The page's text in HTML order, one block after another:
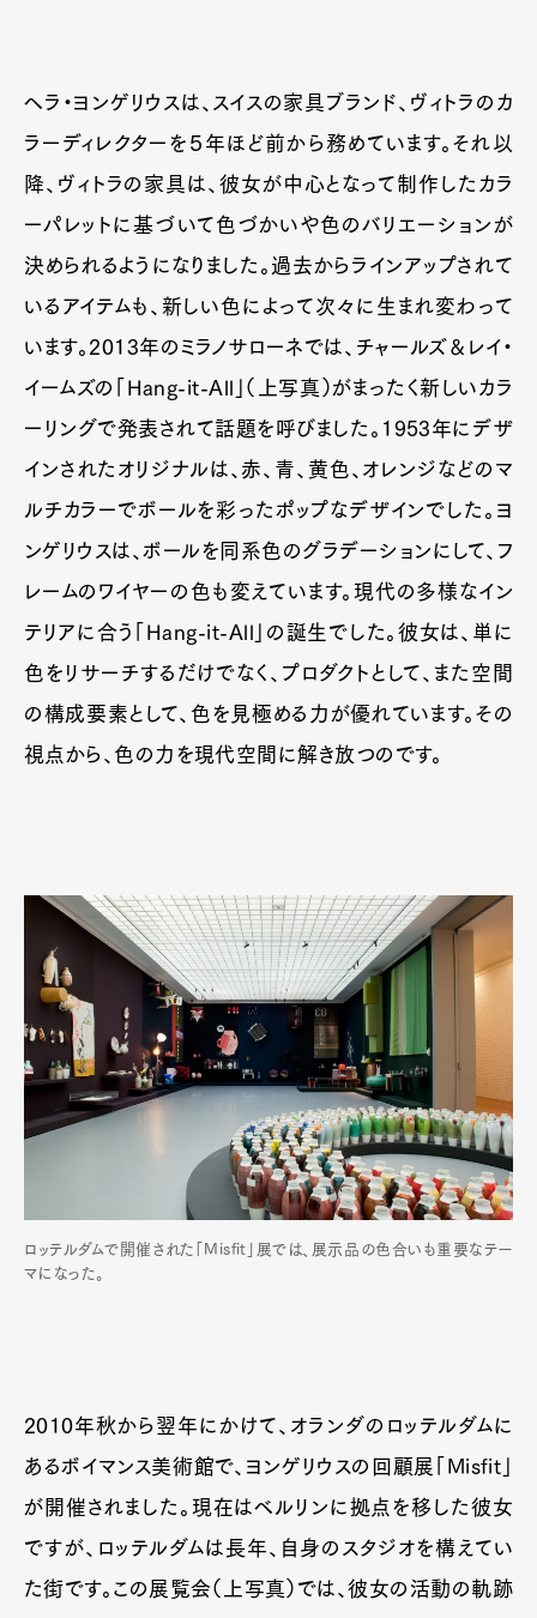
ヘラ・ヨンゲリウスは、スイスの家具ブランド、ヴィトラのカ
ラーディレクターを５年ほど前から務めています。それ以
降、ヴィトラの家具は、彼女が中心となって制作したカラ
ーパレットに基づいて色づかいや色のバリエーションが
決められるようになりました。過去からラインアップされて
いるアイテムも、新しい色によって次々に生まれ変わって
います。2013年のミラノサローネでは、チャールズ＆レイ・
イームズの「Hang-it-All」（上写真）がまったく新しいカラ
ーリングで発表されて話題を呼びました。1953年にデザ
インされたオリジナルは、赤、青、黄色、オレンジなどのマ
ルチカラーでボールを彩ったポップなデザインでした。ヨ
ンゲリウスは、ボールを同系色のグラデーションにして、フ
レームのワイヤーの色も変えています。現代の多様なイン
テリアに合う「Hang-it-All」の誕生でした。彼女は、単に
色をリサーチするだけでなく、プロダクトとして、また空間
の構成要素として、色を見極める力が優れています。その
視点から、色の力を現代空間に解き放つのです。
ロッテルダムで開催された「Misfit」展では、展示品の色合いも重要なテー
マになった。
2010年秋から翌年にかけて、オランダのロッテルダムに
あるボイマンス美術館で、ヨンゲリウスの回顧展「Misfit」
が開催されました。現在はベルリンに拠点を移した彼女
ですが、ロッテルダムは長年、自身のスタジオを構えてい
た街です。この展覧会（上写真）では、彼女の活動の軌跡